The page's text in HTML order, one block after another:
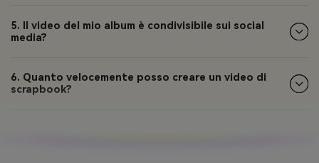
5. Il video del mio album è condivisibile sui social
media?
6. Quanto velocemente posso creare un video di
scrapbook?